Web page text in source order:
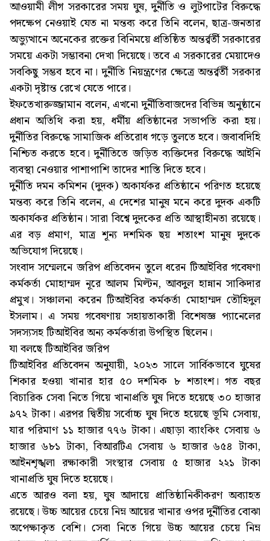
আওয়ামী লীগ সরকারের সময় ঘুষ, দুর্নীতি ও লুটপাটের বিরুদ্ধে
পদক্ষেপ নেওয়াই যেত না মন্তব্য করে তিনি বলেন, ছাত্র-জনতার
অভ্যুত্থানে অনেকের রক্তের বিনিময়ে প্রতিষ্ঠিত অন্তর্র্বর্তী সরকারের
সময়ে একটা সম্ভাবনা দেখা দিয়েছে। তবে এ সরকারের মেয়াদেও
সবকিছু সম্ভব হবে না। দুর্নীতি নিয়ন্ত্রণের ক্ষেত্রে অন্তর্র্বর্তী সরকার
একটা দৃষ্টান্ত রেখে যেতে পারে।
ইফতেখারুজ্জামান বলেন, এখনো দুর্নীতিবাজদের বিভিন্ন অনুষ্ঠানে
প্রধান অতিথি করা হয়, ধর্মীয় প্রতিষ্ঠানের সভাপতি করা হয়।
দুর্নীতির বিরুদ্ধে সামাজিক প্রতিরোধ গড়ে তুলতে হবে। জবাবদিহি
নিশ্চিত করতে হবে। দুর্নীতিতে জড়িত ব্যক্তিদের বিরুদ্ধে আইনি
ব্যবস্থা নেওয়ার পাশাপাশি তাদের শাস্তি দিতে হবে।
দুর্নীতি দমন কমিশন (দুদক) অকার্যকর প্রতিষ্ঠানে পরিণত হয়েছে
মন্তব্য করে তিনি বলেন, এ দেশের মানুষ মনে করে দুদক একটি
অকার্যকর প্রতিষ্ঠান। সারা বিশ্বে দুদকের প্রতি আস্থাহীনতা রয়েছে।
এর বড় প্রমাণ, মাত্র শূন্য দশমিক ছয় শতাংশ মানুষ দুদকে
অভিযোগ দিয়েছে।
সংবাদ সম্মেলনে জরিপ প্রতিবেদন তুলে ধরেন টিআইবির গবেষণা
কর্মকর্তা মোহাম্মদ নূরে আলম মিল্টন, আবদুল হান্নান সাকিদার
প্রমুখ। সঞ্চালনা করেন টিআইবির কর্মকর্তা মোহাম্মদ তৌহিদুল
ইসলাম। এ সময় গবেষণায় সহায়তাকারী বিশেষজ্ঞ প্যানেলের
সদস্যসহ টিআইবির অন্য কর্মকর্তারা উপস্থিত ছিলেন।
যা বলছে টিআইবির জরিপ
টিআইবির প্রতিবেদন অনুযায়ী, ২০২৩ সালে সার্বিকভাবে ঘুষের
শিকার হওয়া খানার হার ৫০ দশমিক ৮ শতাংশ। গত বছর
বিচারিক সেবা নিতে গিয়ে খানাপ্রতি ঘুষ দিতে হয়েছে ৩০ হাজার
৯৭২ টাকা। এরপর দ্বিতীয় সর্বোচ্চ ঘুষ দিতে হয়েছে ভূমি সেবায়,
যার পরিমাণ ১১ হাজার ৭৭৬ টাকা। এছাড়া ব্যাংকিং সেবায় ৬
হাজার ৬৮১ টাকা, বিআরটিএ সেবায় ৬ হাজার ৬৫৪ টাকা,
আইনশৃঙ্খলা রক্ষাকারী সংস্থার সেবায় ৫ হাজার ২২১ টাকা
খানাপ্রতি ঘুষ দিতে হয়েছে।
এতে আরও বলা হয়, ঘুষ আদায়ে প্রাতিষ্ঠানিকীকরণ অব্যাহত
রয়েছে। উচ্চ আয়ের চেয়ে নিম্ন আয়ের খানার ওপর দুর্নীতির বোঝা
অপেক্ষাকৃত বেশি। সেবা নিতে গিয়ে উচ্চ আয়ের চেয়ে নিম্ন